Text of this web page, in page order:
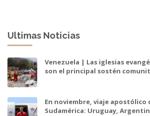
Ultimas Noticias
Venezuela | Las iglesias
son el principal sostén
En noviembre, viaje apostólico
Sudamérica: Uruguay,